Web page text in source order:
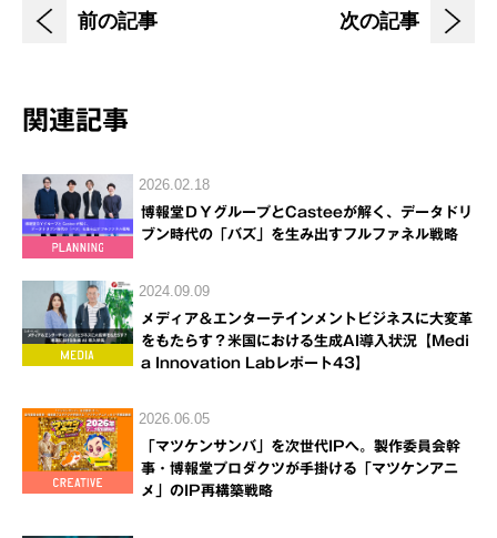
前の記事 次の記事
関連記事
2026.02.18
博報堂ＤＹグループとCasteeが解く、データドリ
ブン時代の「バズ」を生み出すフルファネル戦略
2024.09.09
メディア＆エンターテインメントビジネスに大変革
をもたらす？米国における生成AI導入状況【Medi
a Innovation Labレポート43】
2026.06.05
「マツケンサンバ」を次世代IPへ。製作委員会幹
事・博報堂プロダクツが手掛ける「マツケンアニ
メ」のIP再構築戦略